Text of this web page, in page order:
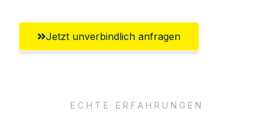
Jetzt unverbindlich anfragen
ECHTE ERFAHRUNGEN